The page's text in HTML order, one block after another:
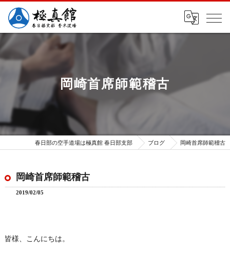
岡崎首席師範稽古
春日部の空手道場は極真館 春日部支部 ブログ 岡崎首席師範稽古
岡崎首席師範稽古
2019/02/05
皆様、こんにちは。